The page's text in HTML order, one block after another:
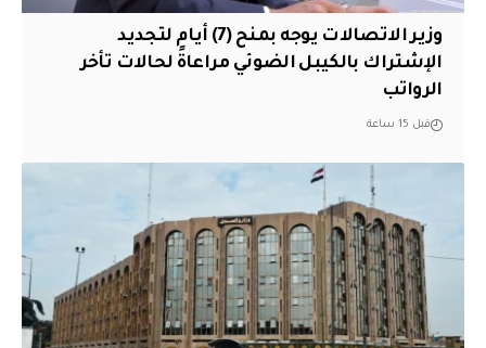
وزير الاتصالات يوجه بمنح (7) أيام لتجديد
الإشتراك بالكيبل الضوئي مراعاةً لحالات تأخر
الرواتب
قبل 15 ساعة